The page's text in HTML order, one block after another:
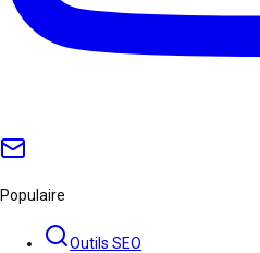
Populaire
Outils SEO